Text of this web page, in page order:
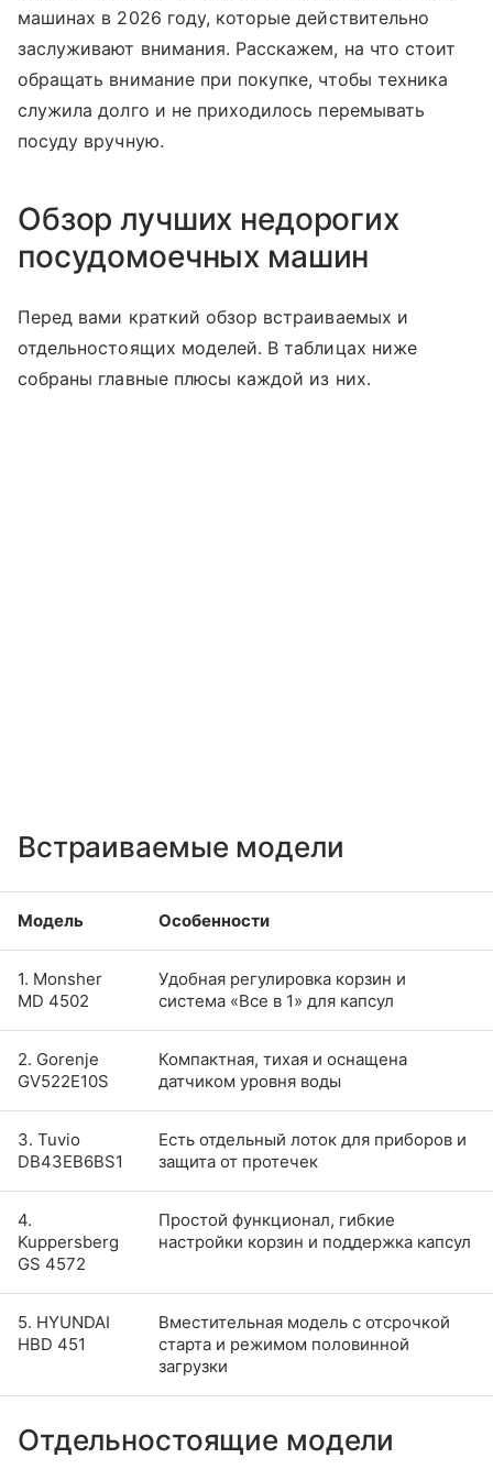
машинах в 2026 году, которые действительно
заслуживают внимания. Расскажем, на что стоит
обращать внимание при покупке, чтобы техника
служила долго и не приходилось перемывать
посуду вручную.
Обзор лучших недорогих
посудомоечных машин
Перед вами краткий обзор встраиваемых и
отдельностоящих моделей. В таблицах ниже
собраны главные плюсы каждой из них.
Встраиваемые модели
Модель Особенности
1. Monsher
MD 4502
Удобная регулировка корзин и
система «Все в 1» для капсул
2. Gorenje
GV522E10S
Компактная, тихая и оснащена
датчиком уровня воды
3. Tuvio
DB43EB6BS1
Есть отдельный лоток для приборов и
защита от протечек
4.
Kuppersberg
GS 4572
Простой функционал, гибкие
настройки корзин и поддержка капсул
5. HYUNDAI
HBD 451
Вместительная модель с отсрочкой
старта и режимом половинной
загрузки
Отдельностоящие модели